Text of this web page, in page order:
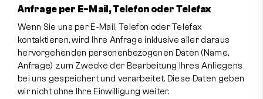
Anfrage per E-Mail, Telefon oder Telefax
Wenn Sie uns per E-Mail, Telefon oder Telefax
kontaktieren, wird Ihre Anfrage inklusive aller daraus
hervorgehenden personenbezogenen Daten (Name,
Anfrage) zum Zwecke der Bearbeitung Ihres Anliegens
bei uns gespeichert und verarbeitet. Diese Daten geben
wir nicht ohne Ihre Einwilligung weiter.